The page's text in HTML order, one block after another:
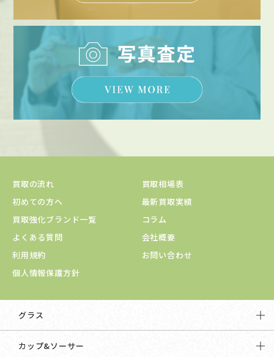
買取の流れ
買取相場表
初めての方へ
最新買取実績
買取強化ブランド一覧
コラム
よくある質問
会社概要
利用規約
お問い合わせ
個人情報保護方針
グラス
カップ&ソーサー